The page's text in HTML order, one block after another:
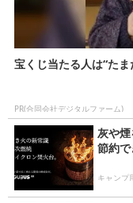
宝くじ当たる人は“た
PR(合同会社デジタルファーム)
灰や
節約
キャンプ